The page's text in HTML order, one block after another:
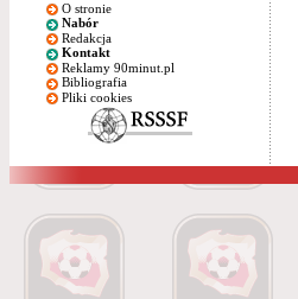
O stronie
Nabór
Redakcja
Kontakt
Reklamy 90minut.pl
Bibliografia
Pliki cookies